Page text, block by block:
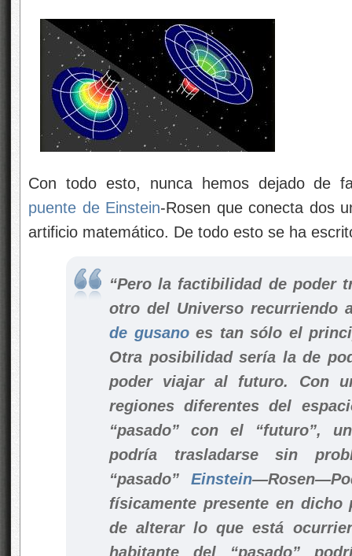
Con todo esto, nunca hemos dejado de
puente de Einstein-Rosen que conecta dos
artificio matemático. De todo esto se ha
“Pero la factibilidad de poder
otro del Universo recurriendo
de gusanoes tan sólo el
Otra posibilidad sería la de
poder viajar al futuro. Con
regiones diferentes del
“pasado” con el “futuro”,
podría trasladarse sin
“pasado” Einstein
físicamente presente en dicho
de alterar lo que está
habitante del “pasado”